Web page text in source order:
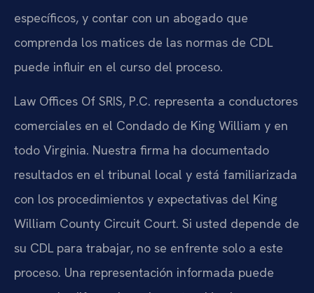
específicos, y contar con un abogado que
comprenda los matices de las normas de CDL
puede influir en el curso del proceso.
Law Offices Of SRIS, P.C. representa a conductores
comerciales en el Condado de King William y en
todo Virginia. Nuestra firma ha documentado
resultados en el tribunal local y está familiarizada
con los procedimientos y expectativas del King
William County Circuit Court. Si usted depende de
su CDL para trabajar, no se enfrente solo a este
proceso. Una representación informada puede